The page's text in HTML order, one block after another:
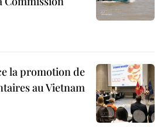
la promotion de
au Vietnam